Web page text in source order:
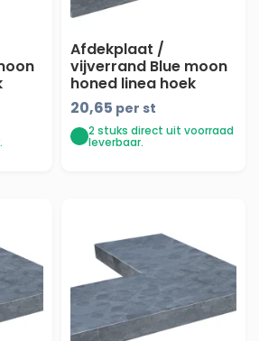
Afdekplaat /
vijverrand Blue moon
honed linea hoek
50/50x15x3 -
maandprijs
20,65 per st
2 stuks direct uit voorraad
leverbaar.